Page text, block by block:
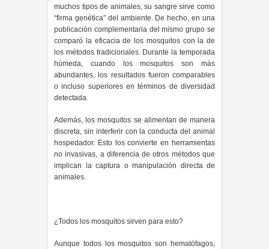
muchos tipos de animales, su sangre sirve como
“firma genética” del ambiente. De hecho, en una
publicación complementaria del mismo grupo se
comparó la eficacia de los mosquitos con la de
los métodos tradicionales. Durante la temporada
húmeda, cuando los mosquitos son más
abundantes, los resultados fueron comparables
o incluso superiores en términos de diversidad
detectada.
Además, los mosquitos se alimentan de manera
discreta, sin interferir con la conducta del animal
hospedador. Esto los convierte en herramientas
no invasivas, a diferencia de otros métodos que
implican la captura o manipulación directa de
animales.
¿Todos los mosquitos sirven para esto?
Aunque todos los mosquitos son hematófagos,